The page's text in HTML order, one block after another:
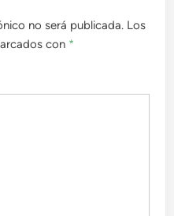
no será publicada. Los
con *